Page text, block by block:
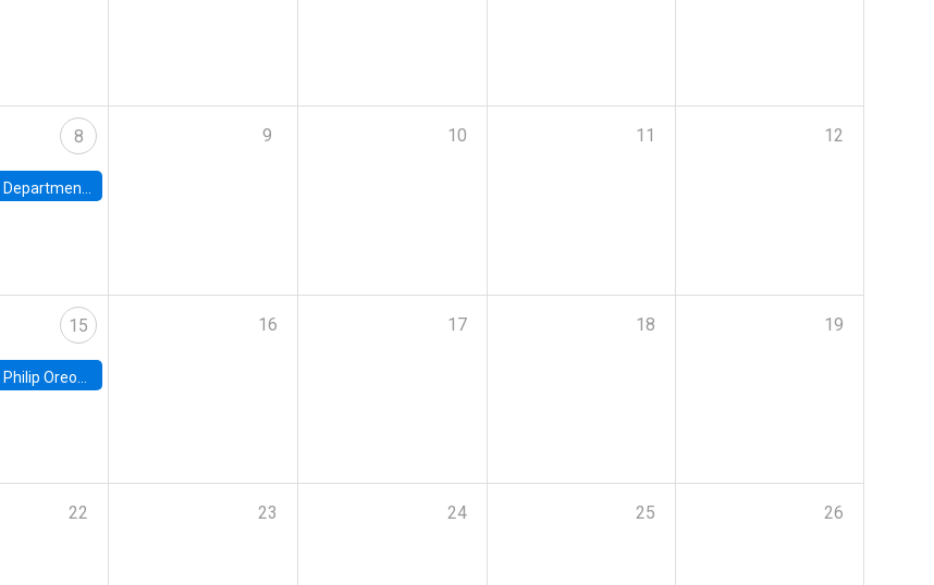
8
Department Seminar: James Robinson
9 10 11 12
15
Philip Oreopolous, University of Toronto
16 17 18 19
22 23 24 25 26